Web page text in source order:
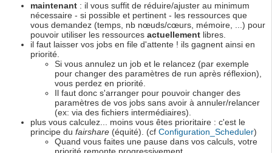
maintenant : il vous suffit de réduire/ajuster au minimum
nécessaire - si possible et pertinent - les ressources que
vous demandez (temps, nb nœuds/cœurs, mémoire, ...) pour
pouvoir utiliser les ressources actuellement libres.
il faut laisser vos jobs en file d'attente ! ils gagnent ainsi en
priorité.
Si vous annulez un job et le relancez (par exemple
pour changer des paramètres de run après réflexion),
vous perdez en priorité.
Il faut donc s'arranger pour pouvoir changer des
paramètres de vos jobs sans avoir à annuler/relancer
(ex: via des fichiers intermédiaires).
plus vous calculez... moins vous êtes prioritaire : c'est le
principe du fairshare (équité). (cf Configuration_Scheduler)
Quand vous faites une pause dans vos calculs, votre